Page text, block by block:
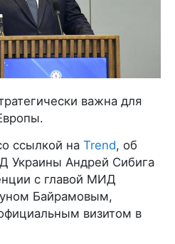
важна для
ссылкой на Trend, об
Украины Андрей Сибига
с главой МИД
Байрамовым,
визитом в